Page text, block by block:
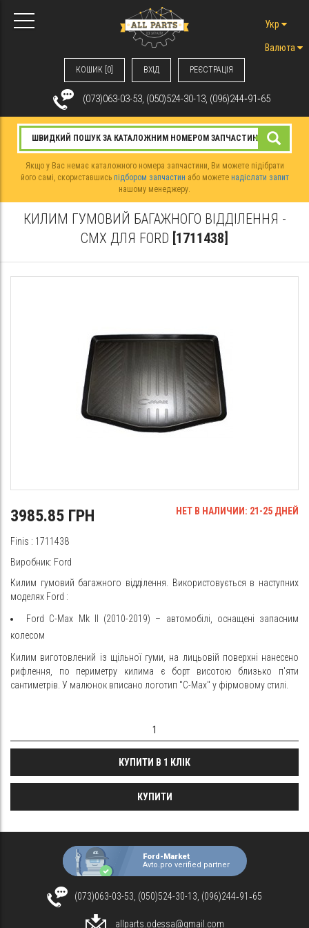
КОШИК [0] ВХIД РЕЄСТРАЦІЯ
Укр
Валюта
(073)063-03-53, (050)524-30-13, (096)244‑91‑65
Якщо у Вас немає каталожного номера запчастини, Ви можете підібрати
його самі, скориставшись підбором запчастин або можете надіслати запит
нашому менеджеру.
КИЛИМ ГУМОВИЙ БАГАЖНОГО ВІДДІЛЕННЯ -
CMX ДЛЯ FORD [1711438]
3985.85 ГРН НЕТ В НАЛИЧИИ: 21-25 ДНЕЙ
Finis : 1711438
Виробник: Ford
Килим гумовий багажного відділення. Використовується в наступних
моделях Ford :
Ford C-Max Mk II (2010-2019) – автомобілі, оснащені запасним
колесом
Килим виготовлений із щільної гуми, на лицьовій поверхні нанесено
рифлення, по периметру килима є борт висотою близько п'яти
сантиметрів. У малюнок вписано логотип "C-Max" у фірмовому стилі.
КУПИТИ В 1 КЛІК
КУПИТИ
Ford-Market
Avto.pro verified partner
(073)063-03-53, (050)524-30-13, (096)244‑91‑65
allparts.odessa@gmail.com